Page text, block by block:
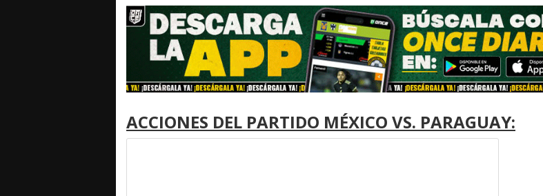
ACCIONES DEL PARTIDO MÉXICO VS. PARAGUAY: